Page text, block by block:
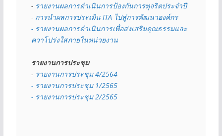
- รายงานผลการดำเนินการป้องกันการทุจริตประจำปี
- การนำผลการประเมิน ITA ไปสู่การพัฒนาองค์กร
- รายงานผลการดำเนินการเพื่อส่งเสริมคุณธรรมและ
ควาโปร่งใสภายในหน่วยงาน
รายงานการประชุม
- รายงานการประชุม 4/2564
- รายงานการประชุม 1/2565
- รายงานการประชุม 2/2565